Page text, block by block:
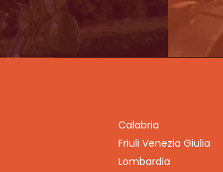
Calabria
Friuli Venezia Giulia
Lombardia